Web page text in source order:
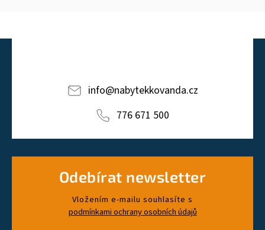
info@nabytekkovanda.cz
776 671 500
Odebírat newsletter
Vložením e-mailu souhlasíte s
podmínkami ochrany osobních údajů